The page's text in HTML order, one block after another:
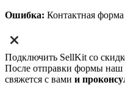
Ошибка: Контактная
Подключить SellKit со
После отправки формы наш
свяжется с вами и